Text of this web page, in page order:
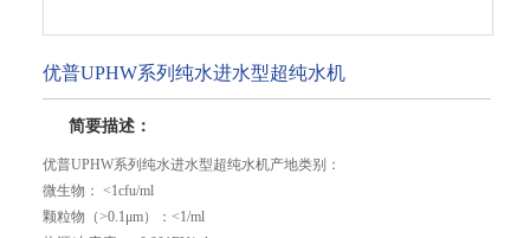
优普UPHW系列纯水进水型超纯水机
简要描述：
优普UPHW系列纯水进水型超纯水机产地类别：
微生物： <1cfu/ml
颗粒物（>0.1μm）：<1/ml